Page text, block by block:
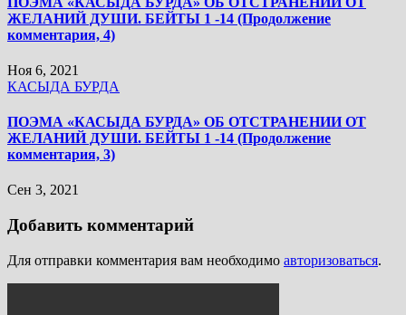
ЖЕЛАНИЙ ДУШИ. БЕЙТЫ 1 -14 (Продолжение
комментария, 4)
Ноя 6, 2021
КАСЫДА БУРДА
ПОЭМА «КАСЫДА БУРДА» ОБ ОТСТРАНЕНИИ ОТ
ЖЕЛАНИЙ ДУШИ. БЕЙТЫ 1 -14 (Продолжение
комментария, 3)
Сен 3, 2021
Добавить комментарий
Для отправки комментария вам необходимо авторизоваться.